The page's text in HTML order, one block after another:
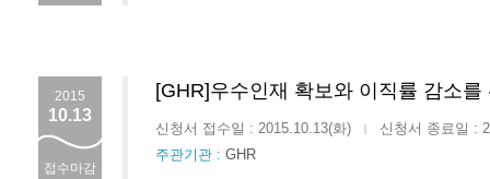
2015
10.13
접수마감
[GHR]우수인재 확보와 이직률 감소
신청서 접수일 : 2015.10.13(화) |
신청서 종료일 :
주관기관 : GHR